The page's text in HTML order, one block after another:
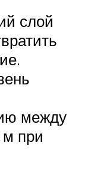
слой
между
при